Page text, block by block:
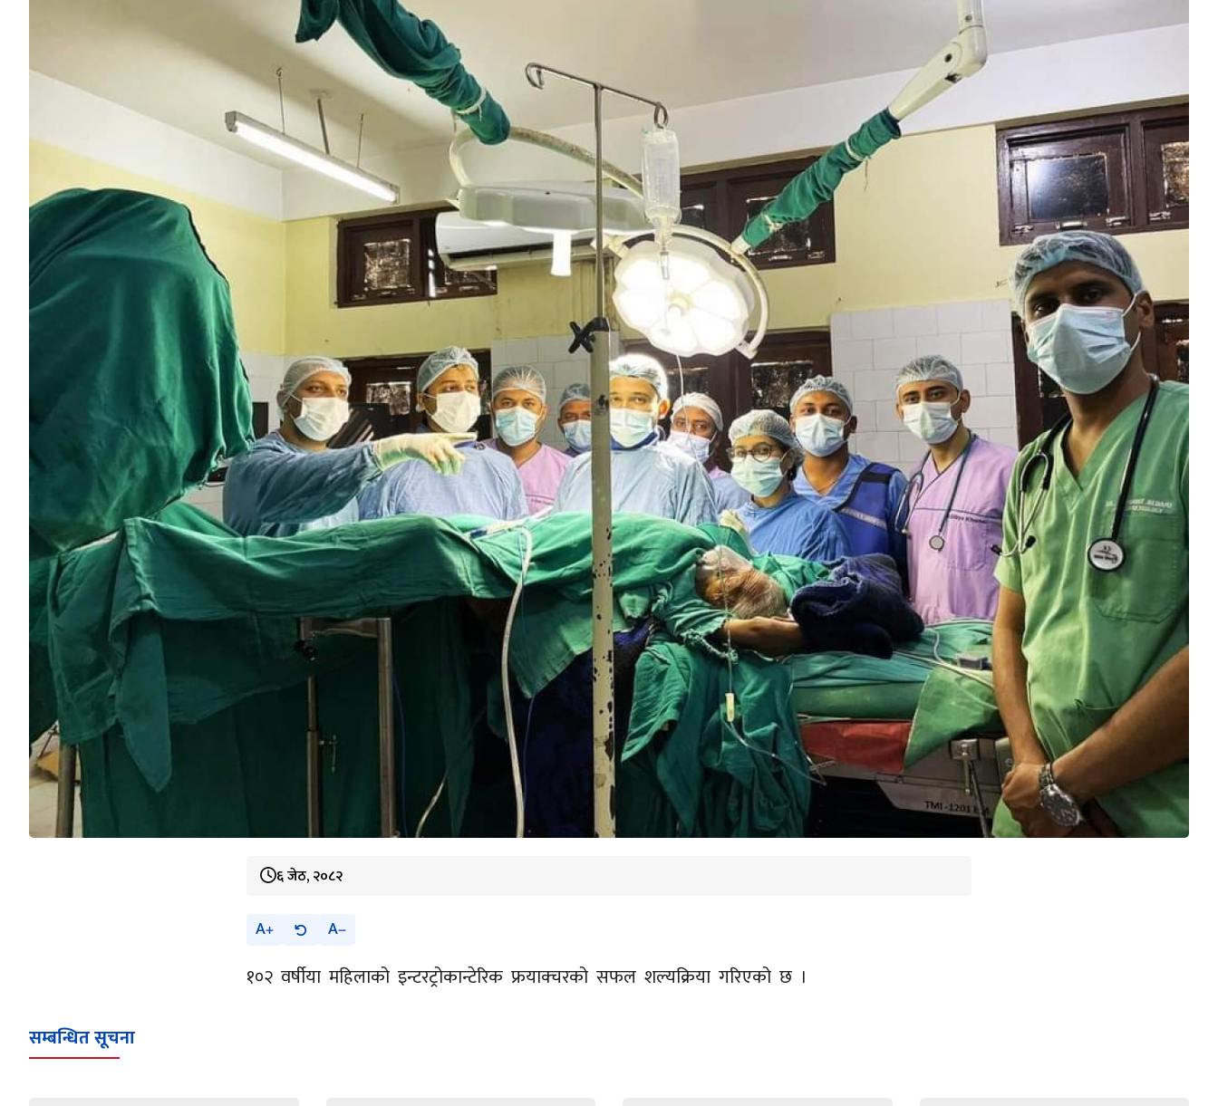
६ जेठ, २०८२
A A
१०२ वर्षीया महिलाको इन्टरट्रोकान्टेरिक फ्रयाक्चरको सफल शल्यक्रिया गरिएको छ ।
सम्बन्धित सूचना